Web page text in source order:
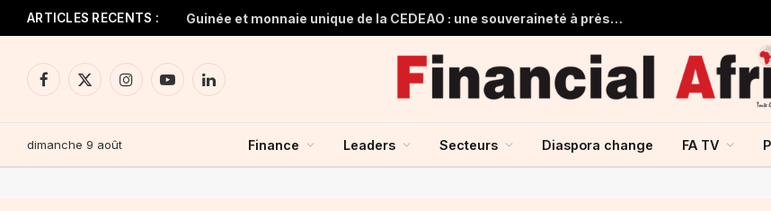
ARTICLES RECENTS : Guinée et monnaie unique de la CEDEAO : une souveraineté à préserver, une intégration à repenser
Facebook
X
InstagramYouTubeLinkedIn
dimanche 9 août Finance Leaders Secteurs Diaspora change FA TV